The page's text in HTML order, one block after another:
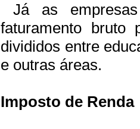
Já as
faturamento
divididos entre
e outras áreas.
Imposto de Renda